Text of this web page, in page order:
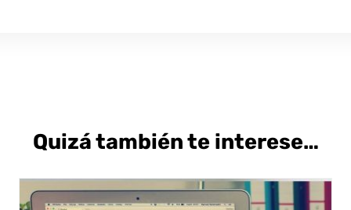
Quizá también te interese…